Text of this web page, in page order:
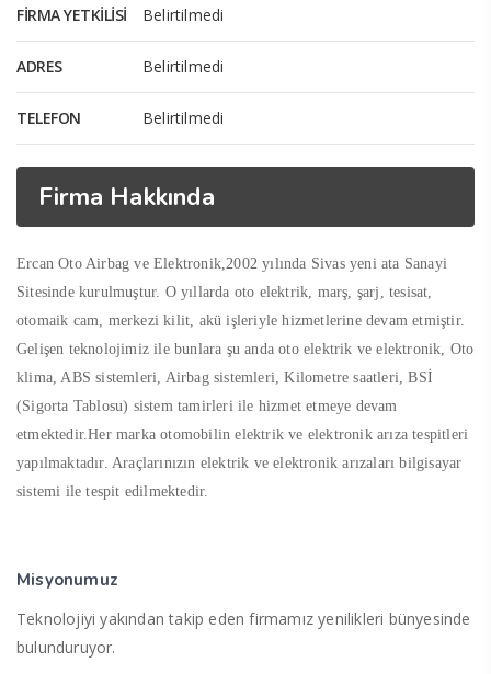
FIRMA YETKILISI Belirtilmedi
ADRES Belirtilmedi
TELEFON Belirtilmedi
Firma Hakkında
Ercan Oto Airbag ve Elektronik,2002 yılında Sivas yeni ata Sanayi
Sitesinde kurulmuştur. O yıllarda oto elektrik, marş, şarj, tesisat,
otomaik cam, merkezi kilit, akü işleriyle hizmetlerine devam etmiştir.
Gelişen teknolojimiz ile bunlara şu anda oto elektrik ve elektronik, Oto
klima, ABS sistemleri, Airbag sistemleri, Kilometre saatleri, BSİ
(Sigorta Tablosu) sistem tamirleri ile hizmet etmeye devam
etmektedir.Her marka otomobilin elektrik ve elektronik arıza tespitleri
yapılmaktadır. Araçlarınızın elektrik ve elektronik arızaları bilgisayar
sistemi ile tespit edilmektedir.
Misyonumuz
Teknolojiyi yakından takip eden firmamız yenilikleri bünyesinde
bulunduruyor.